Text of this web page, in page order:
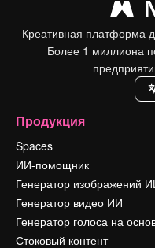
Креативная платформа
Более 1 миллиона
Продукция
Spaces
ИИ-помощник
Генератор изображений
Генератор видео ИИ
Генератор голоса на
Стоковый контент